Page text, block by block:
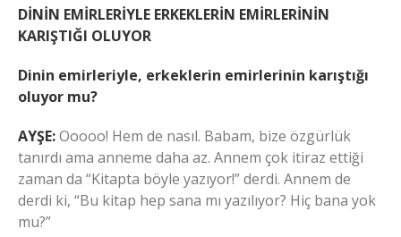
DİNİN EMİRLERİYLE ERKEKLERİN EMİRLERİNİN
KARIŞTIĞI OLUYOR
Dinin emirleriyle, erkeklerin emirlerinin karıştığı
oluyor mu?
AYŞE:Ooooo! Hem de nasıl. Babam, bize özgürlük
tanırdı ama anneme daha az. Annem çok itiraz ettiği
zaman da “Kitapta böyle yazıyor!” derdi. Annem de
derdi ki, “Bu kitap hep sana mı yazılıyor? Hiç bana yok
mu?”